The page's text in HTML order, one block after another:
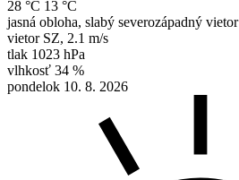
28 °C 13 °C
jasná obloha, slabý severozápadný vietor
vietor SZ, 2.1 m/s
tlak 1023 hPa
vlhkosť 34 %
pondelok 10. 8. 2026